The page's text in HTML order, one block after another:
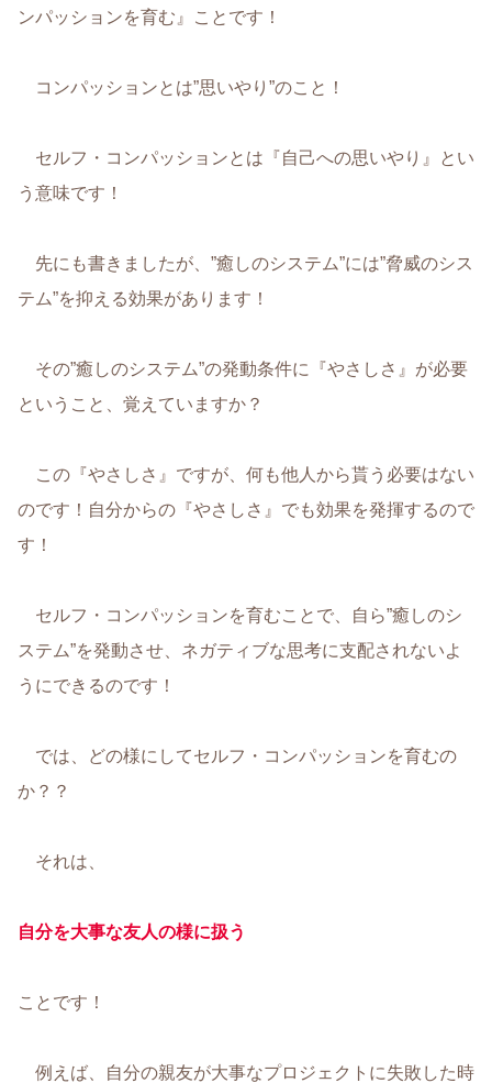
ンパッションを育む』ことです！
コンパッションとは”思いやり”のこと！
セルフ・コンパッションとは『自己への思いやり』とい
う意味です！
先にも書きましたが、”癒しのシステム”には”脅威のシス
テム”を抑える効果があります！
その”癒しのシステム”の発動条件に『やさしさ』が必要
ということ、覚えていますか？
この『やさしさ』ですが、何も他人から貰う必要はない
のです！自分からの『やさしさ』でも効果を発揮するので
す！
セルフ・コンパッションを育むことで、自ら”癒しのシ
ステム”を発動させ、ネガティブな思考に支配されないよ
うにできるのです！
では、どの様にしてセルフ・コンパッションを育むの
か？？
それは、
自分を大事な友人の様に扱う
ことです！
例えば、自分の親友が大事なプロジェクトに失敗した時